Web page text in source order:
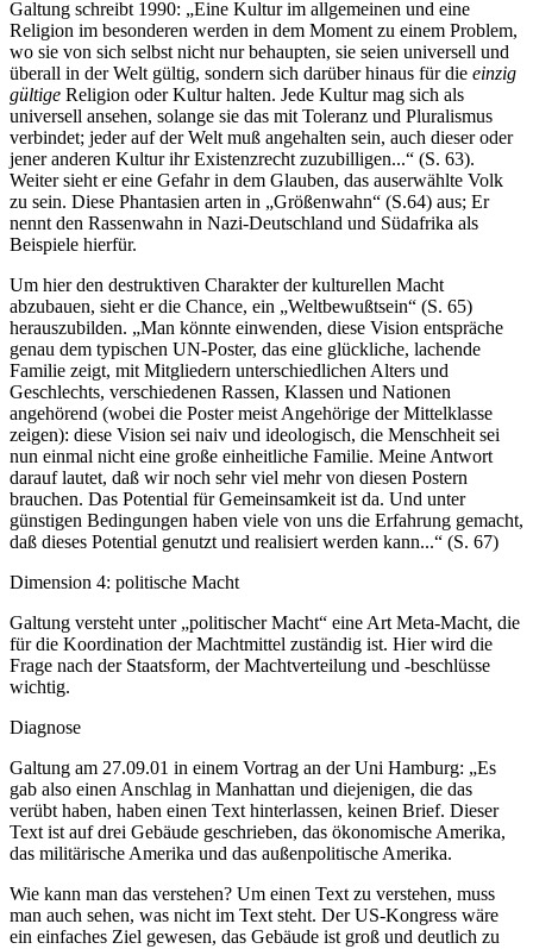
Galtung schreibt 1990: „Eine Kultur im allgemeinen und eine
Religion im besonderen werden in dem Moment zu einem Problem,
wo sie von sich selbst nicht nur behaupten, sie seien universell und
überall in der Welt gültig, sondern sich darüber hinaus für die einzig
gültige Religion oder Kultur halten. Jede Kultur mag sich als
universell ansehen, solange sie das mit Toleranz und Pluralismus
verbindet; jeder auf der Welt muß angehalten sein, auch dieser oder
jener anderen Kultur ihr Existenzrecht zuzubilligen...“ (S. 63).
Weiter sieht er eine Gefahr in dem Glauben, das auserwählte Volk
zu sein. Diese Phantasien arten in „Größenwahn“ (S.64) aus; Er
nennt den Rassenwahn in Nazi-Deutschland und Südafrika als
Beispiele hierfür.
Um hier den destruktiven Charakter der kulturellen Macht
abzubauen, sieht er die Chance, ein „Weltbewußtsein“ (S. 65)
herauszubilden. „Man könnte einwenden, diese Vision entspräche
genau dem typischen UN-Poster, das eine glückliche, lachende
Familie zeigt, mit Mitgliedern unterschiedlichen Alters und
Geschlechts, verschiedenen Rassen, Klassen und Nationen
angehörend (wobei die Poster meist Angehörige der Mittelklasse
zeigen): diese Vision sei naiv und ideologisch, die Menschheit sei
nun einmal nicht eine große einheitliche Familie. Meine Antwort
darauf lautet, daß wir noch sehr viel mehr von diesen Postern
brauchen. Das Potential für Gemeinsamkeit ist da. Und unter
günstigen Bedingungen haben viele von uns die Erfahrung gemacht,
daß dieses Potential genutzt und realisiert werden kann...“ (S. 67)
Dimension 4: politische Macht
Galtung versteht unter „politischer Macht“ eine Art Meta-Macht, die
für die Koordination der Machtmittel zuständig ist. Hier wird die
Frage nach der Staatsform, der Machtverteilung und -beschlüsse
wichtig.
Diagnose
Galtung am 27.09.01 in einem Vortrag an der Uni Hamburg: „Es
gab also einen Anschlag in Manhattan und diejenigen, die das
verübt haben, haben einen Text hinterlassen, keinen Brief. Dieser
Text ist auf drei Gebäude geschrieben, das ökonomische Amerika,
das militärische Amerika und das außenpolitische Amerika.
Wie kann man das verstehen? Um einen Text zu verstehen, muss
man auch sehen, was nicht im Text steht. Der US-Kongress wäre
ein einfaches Ziel gewesen, das Gebäude ist groß und deutlich zu